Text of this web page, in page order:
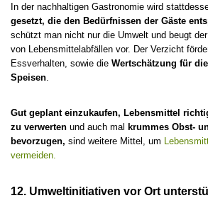
In der nachhaltigen Gastronomie wird
gesetzt, die den Bedürfnissen der Gäste
schützt man nicht nur die Umwelt und beugt
von Lebensmittelabfällen vor. Der Verzicht
Essverhalten, sowie die Wertschätzung für
Speisen
Gut geplant einzukaufen, Lebensmittel
zu verwerten und auch mal krummes Obst-
bevorzugen, sind weitere Mittel, um
vermeiden.
12. Umweltinitiativen vor Ort